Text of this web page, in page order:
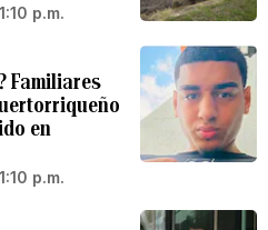
p.m.
Familiares
en
p.m.